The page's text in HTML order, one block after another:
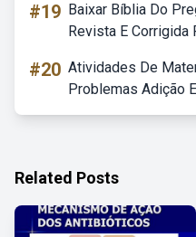
#19 Baixar Bíblia Do
Revista E Corrigida
#20 Atividades De
Problemas Adição
Related Posts